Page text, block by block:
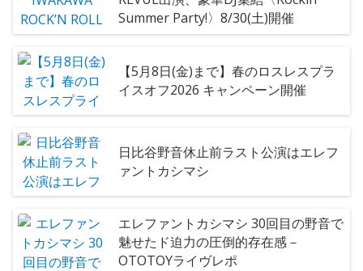
Summer Party!〉8/30(土)開催
【5月8日(金)まで】春のロスレスプラ
イスオフ2026 キャンペーン開催
日比谷野音休止前ラスト公演はエレフ
ァントカシマシ
エレファントカシマシ 30回目の野音で
魅せたド迫力の圧倒的存在感－
OTOTOYライヴレポ